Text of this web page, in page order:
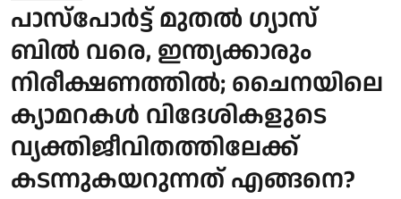
പാസ്പോര്‍ട്ട് മുതല്‍ ഗ്യാസ്
ബില്‍ വരെ, ഇന്ത്യക്കാരും
നിരീക്ഷണത്തില്‍; ചൈനയിലെ
ക്യാമറകള്‍ വിദേശികളുടെ
വ്യക്തിജീവിതത്തിലേക്ക്
കടന്നുകയറുന്നത് എങ്ങനെ?